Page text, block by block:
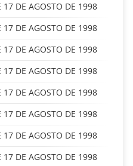
17 DE AGOSTO DE 1998
17 DE AGOSTO DE 1998
17 DE AGOSTO DE 1998
17 DE AGOSTO DE 1998
17 DE AGOSTO DE 1998
17 DE AGOSTO DE 1998
17 DE AGOSTO DE 1998
17 DE AGOSTO DE 1998